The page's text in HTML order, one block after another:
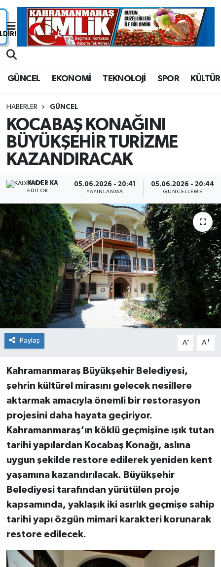
GÜNCEL EKONOMİ TEKNOLOJİ SPOR KÜLTÜR
HABERLER GÜNCEL
KOCABAŞ KONAĞINI
BÜYÜKŞEHİR TURİZME
KAZANDIRACAK
KADER KA
EDITÖR
05.06.2026 - 20:41
YAYINLANMA
05.06.2026 - 20:44
GÜNCELLEME
Paylaş A- A+
Kahramanmaraş Büyükşehir Belediyesi,
şehrin kültürel mirasını gelecek nesillere
aktarmak amacıyla önemli bir restorasyon
projesini daha hayata geçiriyor.
Kahramanmaraş’ın köklü geçmişine ışık tutan
tarihi yapılardan Kocabaş Konağı, aslına
uygun şekilde restore edilerek yeniden kent
yaşamına kazandırılacak. Büyükşehir
Belediyesi tarafından yürütülen proje
kapsamında, yaklaşık iki asırlık geçmişe sahip
tarihi yapı özgün mimari karakteri korunarak
restore edilecek.
Nöbetçi Eczaneler
Süper Lig Puan Durumu ve Fikstür
Tüm Manşetler
Son Dakika Haberleri
Haber Arşivi